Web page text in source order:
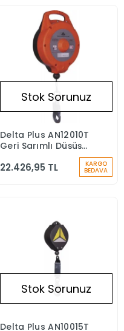
Stokta Yok
Stok Sorunuz
Delta Plus AN12010T
Geri Sarımlı Düşüş
22.426,95 TL KARGO
BEDAVA
Stok Sorunuz
Delta Plus AN10015T